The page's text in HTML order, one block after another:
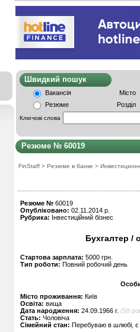
Швидкий
Вакансія
Місто
Резюме
Розділ
Ключові слова
Резюме № 60019
FinStaff > Резюме в банке >
Резюме № 60019
Опубліковано: 02.11.2014 р.
Рубрика: Інвестиційний бізнес
Бухгалтер /
Стартова зарплата: 5000 грн.
Тип роботи: Повний робочий день
Місто проживання: Київ
Освіта: вища
Дата народження: 24.09.1966 г. (59
Стать: Чоловіча
Сімейний стан: Перебуваю в шлюбі, є